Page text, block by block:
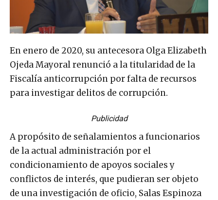
En enero de 2020, su antecesora Olga Elizabeth
Ojeda Mayoral renunció a la titularidad de la
Fiscalía anticorrupción por falta de recursos
para investigar delitos de corrupción.
Publicidad
A propósito de señalamientos a funcionarios
de la actual administración por el
condicionamiento de apoyos sociales y
conflictos de interés, que pudieran ser objeto
de una investigación de oficio, Salas Espinoza